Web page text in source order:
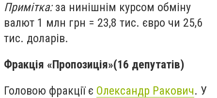
Примітка:за нинішнім курсом обміну
валют 1 млн грн = 23,8 тис. євро чи 25,6
тис. доларів.
Фракція «Пропозиція»(16 депутатів)
Головою фракції є Олександр Ракович. У